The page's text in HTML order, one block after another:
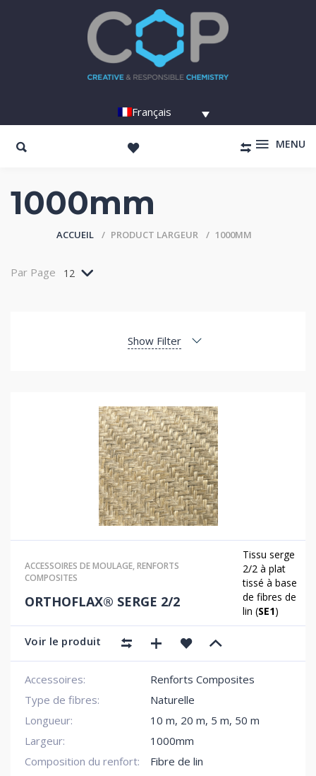
Français
MENU
1000mm
ACCUEIL PRODUCT LARGEUR 1000MM
Par Page 12
Show Filter
ACCESSOIRES DE MOULAGE,RENFORTS
COMPOSITES
ORTHOFLAX® SERGE 2/2
Tissu serge
2/2 à plat
tissé à base
de fibres de
lin (SE1)
Voir le produit
Accessoires:
Renforts Composites
Type de fibres:
Naturelle
Longueur:
10 m, 20 m, 5 m, 50 m
Largeur:
1000mm
Composition du renfort:
Fibre de lin